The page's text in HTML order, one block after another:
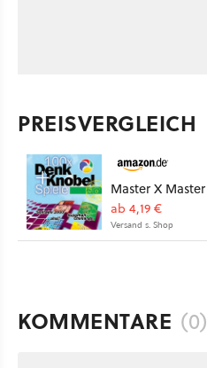
PREISVERGLEICH
Master X Master
ab 4,19 €
Versand s. Shop
KOMMENTARE (0)